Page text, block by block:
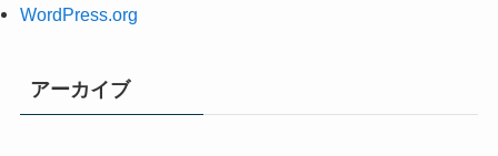
WordPress.org
アーカイブ